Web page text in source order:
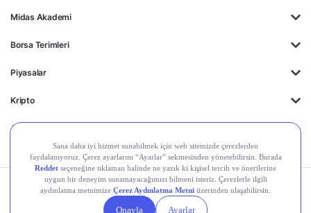
Midas Akademi
Borsa Terimleri
Piyasalar
Kripto
Ayrıcalıklar
Kişisel Verilerin
Gizlilik
Politikası
Yasal
Duyurular
Çerez